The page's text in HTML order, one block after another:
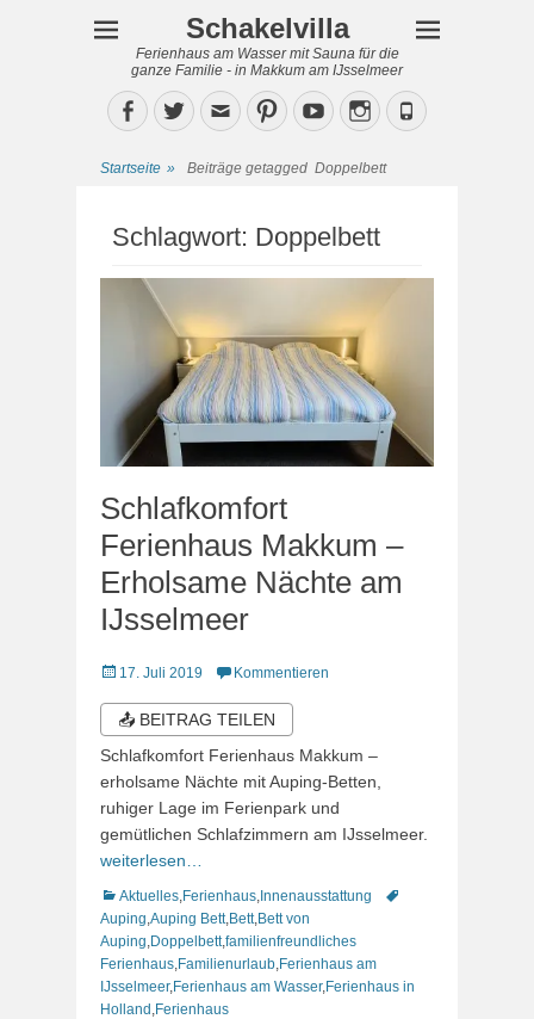
Schakelvilla
Ferienhaus am Wasser mit Sauna für die
ganze Familie - in Makkum am IJsselmeer
Facebook
TwitterEmailPinterestYouTubeInstagram
Phone
Startseite » Beiträge getagged Doppelbett
Schlagwort: Doppelbett
Schlafkomfort
Ferienhaus Makkum –
Erholsame Nächte am
IJsselmeer
Veröffentlicht
17. Juli 2019 Kommentieren
📤 BEITRAG TEILEN
Schlafkomfort Ferienhaus Makkum –
erholsame Nächte mit Auping-Betten,
ruhiger Lage im Ferienpark und
gemütlichen Schlafzimmern am IJsselmeer.
weiterlesen…
Kategorien
Aktuelles Ferienhaus Innenausstattung
Schlagworte
Auping Auping Bett, Bett, Bett von
Auping Doppelbett,familienfreundliches
Ferienhaus Familienurlaub Ferienhaus am
IJsselmeer, Ferienhaus am Wasser, Ferienhaus in
Holland Ferienhaus